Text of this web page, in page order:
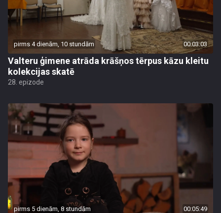
pirms 4 dienām, 10 stundām 00:03:03
Valteru ģimene atrāda krāšņos tērpus kāzu kleitu
kolekcijas skatē
28. epizode
pirms 5 dienām, 8 stundām 00:05:49